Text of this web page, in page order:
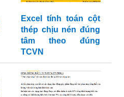
Excel tính toán cột
thép chịu nén đúng
tâm theo đúng
TCVN